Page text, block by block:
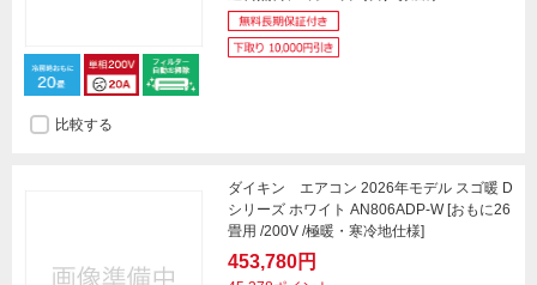
比較する
ダイキン エアコン 2026年モデル スゴ暖 D
シリーズ ホワイト AN806ADP-W [おもに26
畳用 /200V /極暖・寒冷地仕様]
453,780円